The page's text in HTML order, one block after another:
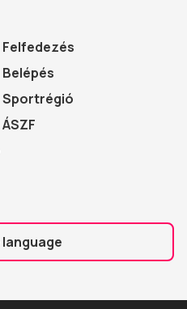
Felfedezés
Belépés
Sportrégió
ÁSZF